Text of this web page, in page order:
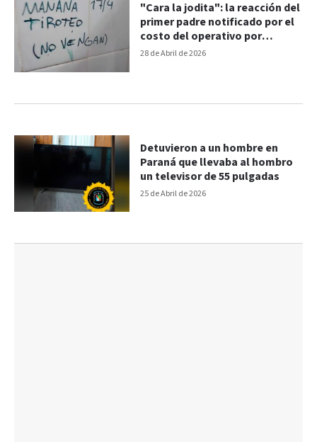
28 de Abril de 2026
"Cara la jodita": la reacción del
primer padre notificado por el
costo del operativo por
amenaza de tiroteo a escuela
25 de Abril de 2026
Detuvieron a un hombre en
Paraná que llevaba al hombro
un televisor de 55 pulgadas